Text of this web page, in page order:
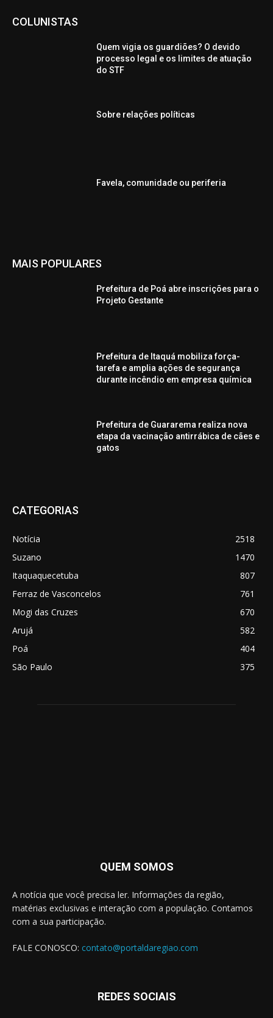
COLUNISTAS
Quem vigia os guardiões? O devido
processo legal e os limites de atuação
do STF
Sobre relações políticas
Favela, comunidade ou periferia
MAIS POPULARES
Prefeitura de Poá abre inscrições para o
Projeto Gestante
Prefeitura de Itaquá mobiliza força-
tarefa e amplia ações de segurança
durante incêndio em empresa química
Prefeitura de Guararema realiza nova
etapa da vacinação antirrábica de cães e
gatos
CATEGORIAS
Notícia
2518
Suzano
1470
Itaquaquecetuba
807
Ferraz de Vasconcelos
761
Mogi das Cruzes
670
Arujá
582
Poá
404
São Paulo
375
QUEM SOMOS
A notícia que você precisa ler. Informações da região,
matérias exclusivas e interação com a população. Contamos
com a sua participação.
FALE CONOSCO: contato@portaldaregiao.com
REDES SOCIAIS